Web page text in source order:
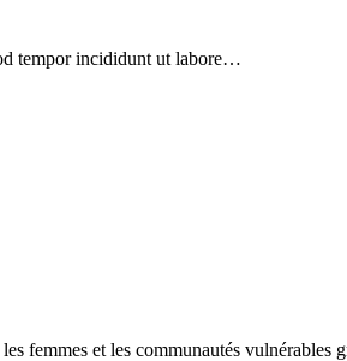
tempor incididunt ut labore…
femmes et les communautés vulnérables